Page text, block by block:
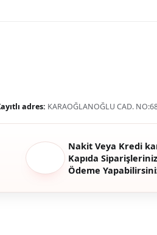
adres: KARAOĞLANOĞLU CAD.
Nakit Veya Kredi
Kapıda
Ödeme